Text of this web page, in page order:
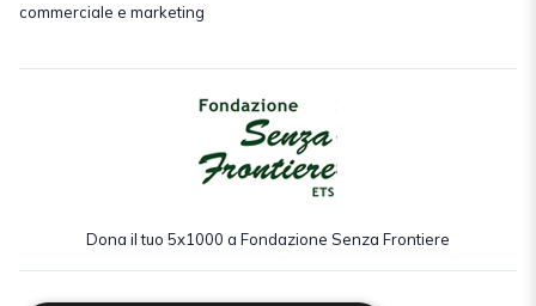
commerciale e marketing
Dona il tuo 5x1000 a Fondazione Senza Frontiere